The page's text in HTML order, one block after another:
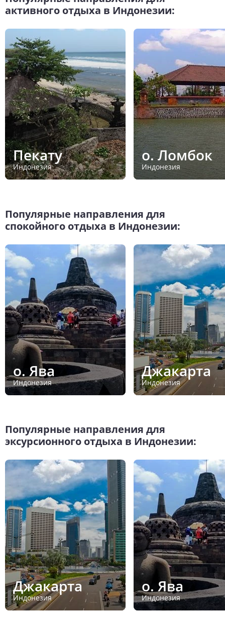
активного отдыха в Индонезии:
Пекату
Индонезия
о. Ломбок
Индонезия
Популярные направления для
спокойного отдыха в Индонезии:
о. Ява
Индонезия
Джакарта
Индонезия
Популярные направления для
эксурсионного отдыха в Индонезии:
Джакарта
Индонезия
о. Ява
Индонезия